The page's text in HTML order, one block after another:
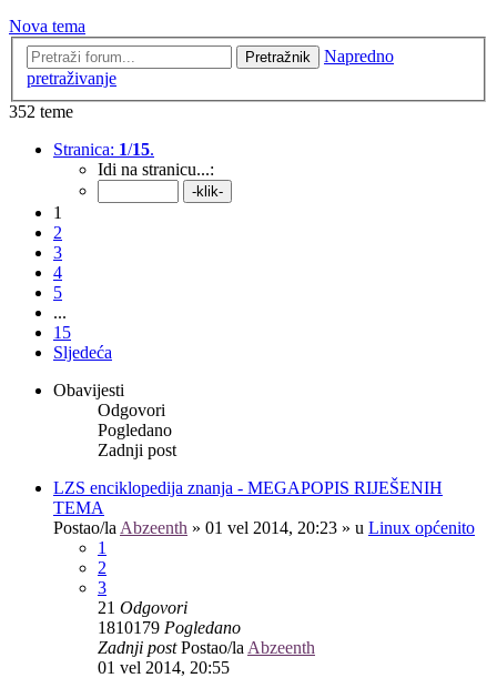
Nova tema
Pretražnik
Napredno
pretraživanje
352 teme
Stranica: 1/15.
Idi na stranicu...:
1
2
3
4
5
...
15
Sljedeća
Obavijesti
Odgovori
Pogledano
Zadnji post
LZS enciklopedija znanja - MEGAPOPIS RIJEŠENIH
TEMA
Postao/la Abzeenth » 01 vel 2014, 20:23 » u Linux općenito
1
2
3
21 Odgovori
1810179 Pogledano
Zadnji postPostao/la Abzeenth
01 vel 2014, 20:55